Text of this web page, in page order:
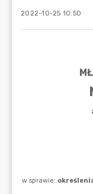
2022-10-25 10:50